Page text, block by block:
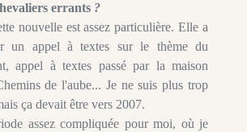
errants ?
nouvelle est assez particulière. Elle a
un appel à textes sur le thème du
appel à textes passé par la maison
de l'aube... Je ne suis plus trop
ça devait être vers 2007.
assez compliquée pour moi, où je